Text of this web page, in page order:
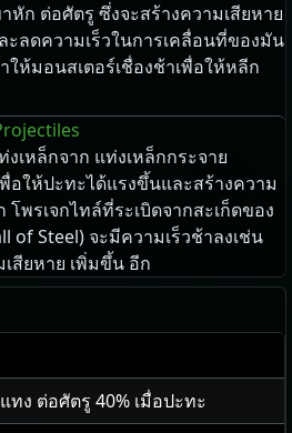
หัก ต่อศัตรู ซึ่งจะสร้างความเสียหาย
ลดความเร็วในการเคลื่อนที่ของมัน
ให้มอนสเตอร์เชื่องช้าเพื่อให้หลีก
เหล็กจาก แท่งเหล็กกระจาย
อให้ปะทะได้แรงขึ้นและสร้างความ
โพรเจกไทล์ที่ระเบิดจากสะเก็ดของ
of Steel) จะมีความเร็วช้าลงเช่น
สียหาย เพิ่มขึ้น อีก
ทง ต่อศัตรู 40% เมื่อปะทะ